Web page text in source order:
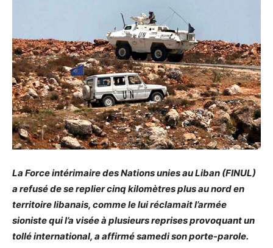
La Force intérimaire des Nations unies au Liban (FINUL)
a refusé de se replier cinq kilomètres plus au nord en
territoire libanais, comme le lui réclamait l’armée
sioniste qui l’a visée à plusieurs reprises provoquant un
tollé international, a affirmé samedi son porte-parole.